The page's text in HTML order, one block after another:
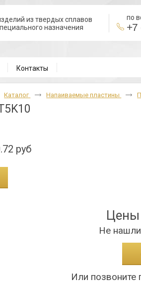
из твердых сплавов
назначения
по
+7
Контакты
Каталог Напаиваемые пластины
руб
Цены
Не
Или позвоните